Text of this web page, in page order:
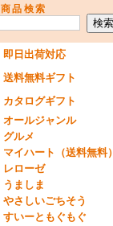
商品検索
即日出荷対応
送料無料ギフト
カタログギフト
オールジャンル
グルメ
マイハート（送料無料）
レローゼ
うましま
やさしいごちそう
すいーともぐもぐ